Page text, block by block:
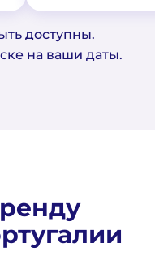
доступны.
на ваши даты.